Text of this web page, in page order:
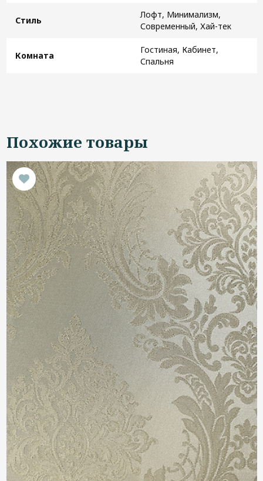
Стиль
Лофт, Минимализм,
Современный, Хай-тек
Комната
Гостиная, Кабинет,
Спальня
Похожие товары